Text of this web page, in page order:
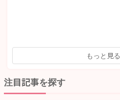
もっと見る
注目記事を探す